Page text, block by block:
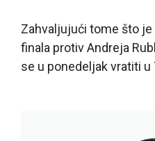
Zahvaljujući tome što
finala protiv Andreja
se u ponedeljak vratiti u